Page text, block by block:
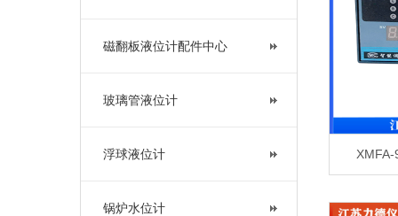
磁翻板液位计配件中心
玻璃管液位计
浮球液位计
锅炉水位计